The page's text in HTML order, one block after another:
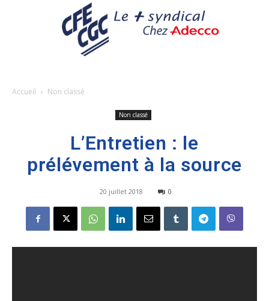
Accueil Non classé
Non classé
L’Entretien : le
prélévement à la source
20 juillet 2018 0